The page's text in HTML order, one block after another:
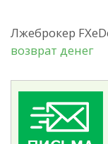
Лжеброкер
возврат денег